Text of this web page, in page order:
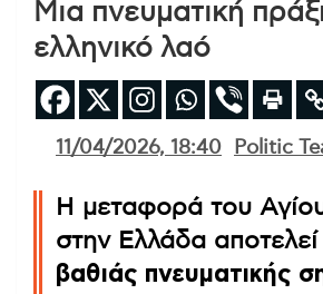
Μια πνευματική
ελληνικό λαό
11/04/2026, 18:40 Politic
Η μεταφορά του
στην Ελλάδα αποτελεί
βαθιάς πνευματικής